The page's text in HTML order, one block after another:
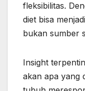
fleksibilitas.
diet bisa
bukan sumber
Insight
akan apa yang